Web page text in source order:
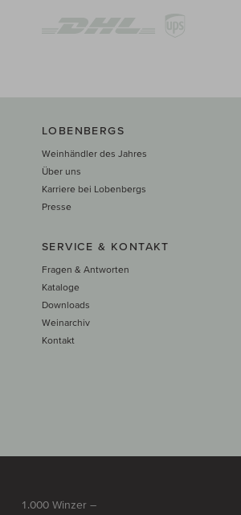
LOBENBERGS
Weinhändler des Jahres
Über uns
Karriere bei Lobenbergs
Presse
SERVICE & KONTAKT
Fragen & Antworten
Kataloge
Downloads
Weinarchiv
Kontakt
1.000 Winzer –